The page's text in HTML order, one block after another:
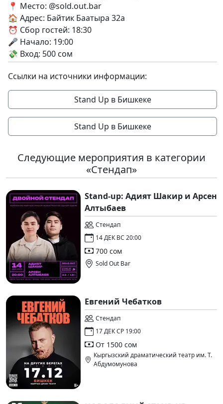
📍 Место: @sold.out.bar
🏠 Адрес: Байтик Баатыра 32а
⏰ Сбор гостей: 18:30
🎤 Начало: 19:00
💸 Вход: 500 сом
Ссылки на источники информации:
Stand Up в Бишкеке
Stand Up в Бишкеке
Следующие мероприятия в категории
«Стендап»
Stand-up: Адият Шакир и Арсен
Алтыбаев
Стендап
14 ДЕК ВС 20:00
700 сом
Sold Out Bar
Евгений Чебатков
Стендап
17 ДЕК СР 19:00
От 1500 сом
Кыргызский драматический театр им. Т.
Абдумомунова